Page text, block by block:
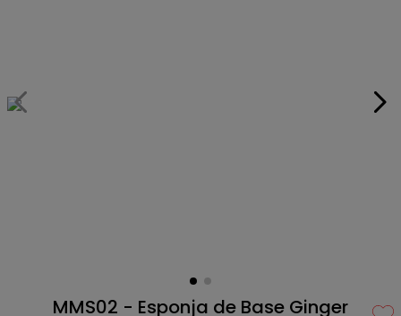
MMS02 - Esponja de Base Ginger